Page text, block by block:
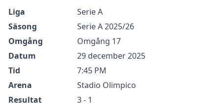
Information Värde
Liga
Serie A
Säsong
Serie A 2025/26
Omgång
Omgång 17
Datum
29 december 2025
Tid
7:45 PM
Arena
Stadio Olimpico
Resultat
3 - 1